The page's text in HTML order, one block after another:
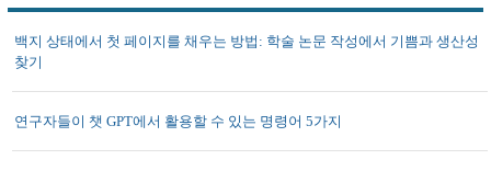
백지 상태에서 첫 페이지를 채우는 방법: 학술 논문 작성에서 기쁨과 생산성
찾기
연구자들이 챗 GPT에서 활용할 수 있는 명령어 5가지